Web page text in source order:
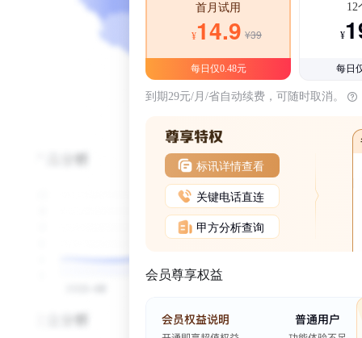
首月试用
¥14.9 ¥39
每日仅0.48元
12
¥
每日
到期29元/月/省自动续费，可随时取消。
标讯详情查看
关键电话直连
甲方分析查询
会员尊享权益